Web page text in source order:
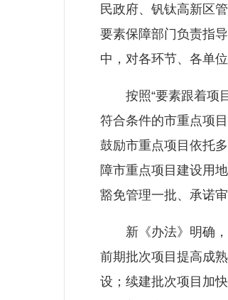
民政府、钒钛高新区
要素保障部门负责指
中，对各环节、各单
按照“要素跟着项目
符合条件的市重点项
鼓励市重点项目依托
障市重点项目建设用
豁免管理一批、承诺
新《办法》明确，
前期批次项目提高成
设；续建批次项目加